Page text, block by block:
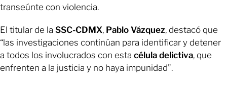
transeúnte con violencia.
El titular de la SSC-CDMX, Pablo Vázquez, destacó que
“las investigaciones continúan para identificar y detener
a todos los involucrados con esta célula delictiva, que
enfrenten a la justicia y no haya impunidad”.